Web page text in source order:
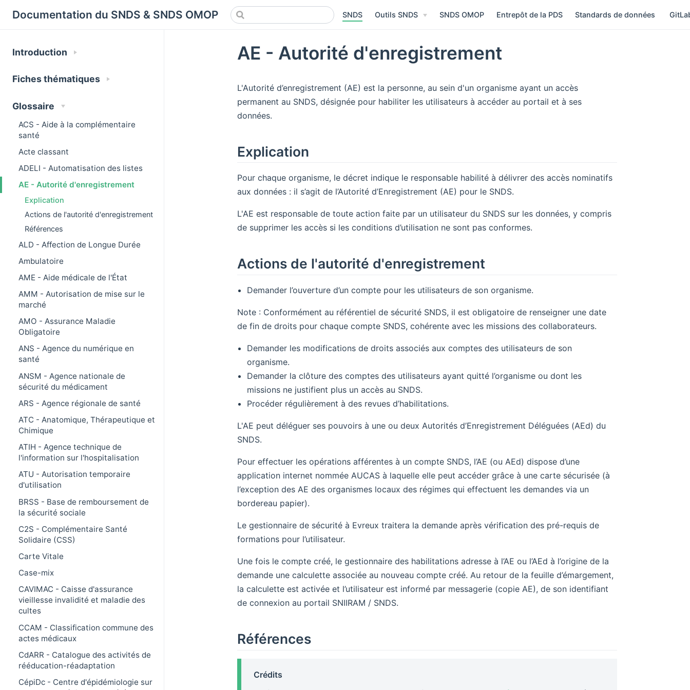
Documentation du SNDS & SNDS OMOP SNDS Outils SNDS SNDS OMOP Entrepôt de la PDS Standards de données
Introduction
Fiches thématiques
Glossaire
ACS - Aide à la complémentaire
santé
Acte classant
ADELI - Automatisation des listes
AE - Autorité d'enregistrement
Explication
Actions de l'autorité d'enregistrement
Références
ALD - Affection de Longue Durée
Ambulatoire
AME - Aide médicale de l'État
AMM - Autorisation de mise sur le
marché
AMO - Assurance Maladie
Obligatoire
ANS - Agence du numérique en
santé
ANSM - Agence nationale de
sécurité du médicament
ARS - Agence régionale de santé
ATC - Anatomique, Thérapeutique et
Chimique
ATIH - Agence technique de
l'information sur l'hospitalisation
ATU - Autorisation temporaire
d'utilisation
BRSS - Base de remboursement de
la sécurité sociale
C2S - Complémentaire Santé
Solidaire (CSS)
Carte Vitale
Case-mix
CAVIMAC - Caisse d'assurance
vieillesse invalidité et maladie des
cultes
CCAM - Classification commune des
actes médicaux
CdARR - Catalogue des activités de
rééducation-réadaptation
CépiDc - Centre d'épidémiologie sur
AE - Autorité d'enregistrement
L'Autorité d’enregistrement (AE) est la personne, au sein d'un organisme ayant un accès
permanent au SNDS, désignée pour habiliter les utilisateurs à accéder au portail et à ses
données.
Explication
Pour chaque organisme, le décret indique le responsable habilité à délivrer des accès nominatifs
aux données : il s’agit de l’Autorité d’Enregistrement (AE) pour le SNDS.
L'AE est responsable de toute action faite par un utilisateur du SNDS sur les données, y compris
de supprimer les accès si les conditions d’utilisation ne sont pas conformes.
Actions de l'autorité d'enregistrement
Demander l’ouverture d’un compte pour les utilisateurs de son organisme.
Note : Conformément au référentiel de sécurité SNDS, il est obligatoire de renseigner une date
de fin de droits pour chaque compte SNDS, cohérente avec les missions des collaborateurs.
Demander les modifications de droits associés aux comptes des utilisateurs de son
organisme.
Demander la clôture des comptes des utilisateurs ayant quitté l’organisme ou dont les
missions ne justifient plus un accès au SNDS.
Procéder régulièrement à des revues d’habilitations.
L'AE peut déléguer ses pouvoirs à une ou deux Autorités d’Enregistrement Déléguées (AEd) du
SNDS.
Pour effectuer les opérations afférentes à un compte SNDS, l’AE (ou AEd) dispose d’une
application internet nommée AUCAS à laquelle elle peut accéder grâce à une carte sécurisée (à
l’exception des AE des organismes locaux des régimes qui effectuent les demandes via un
bordereau papier).
Le gestionnaire de sécurité à Evreux traitera la demande après vérification des pré-requis de
formations pour l’utilisateur.
Une fois le compte créé, le gestionnaire des habilitations adresse à l’AE ou l’AEd à l’origine de la
demande une calculette associée au nouveau compte créé. Au retour de la feuille d’émargement,
la calculette est activée et l’utilisateur est informé par messagerie (copie AE), de son identifiant
de connexion au portail SNIIRAM / SNDS.
Références
Crédits